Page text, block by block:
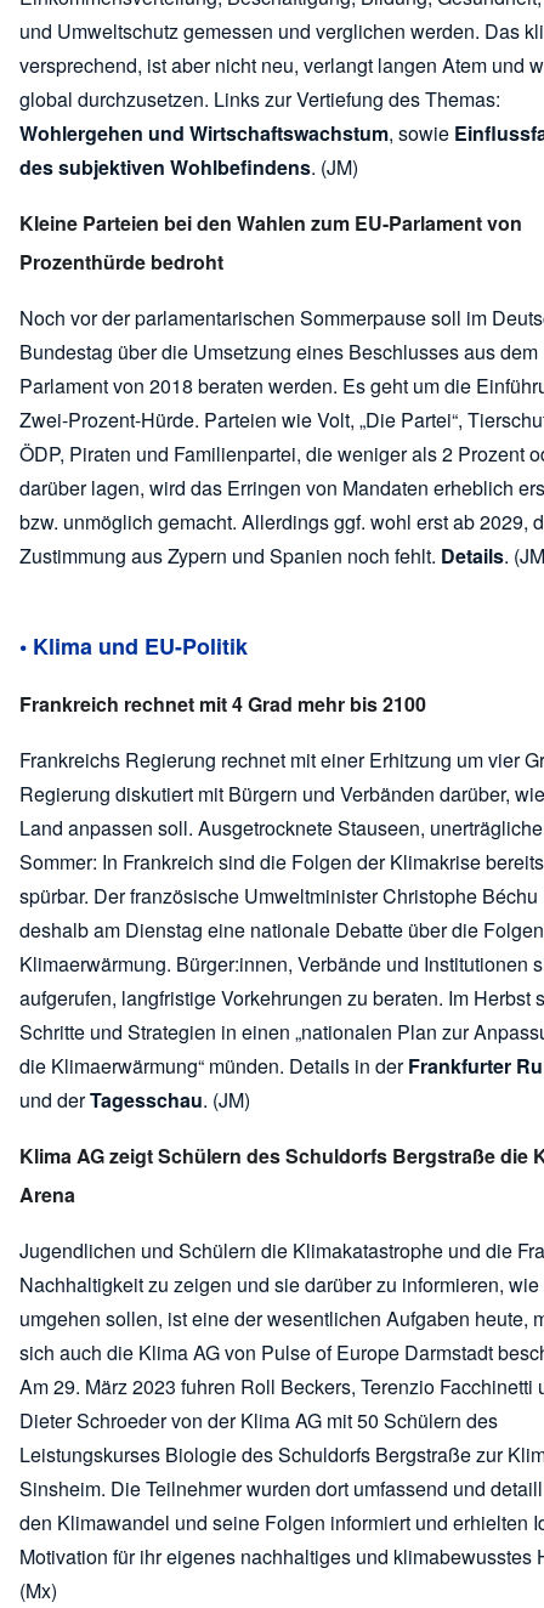
und Umweltschutz gemessen und verglichen werden. Das
versprechend, ist aber nicht neu, verlangt langen Atem und
global durchzusetzen. Links zur Vertiefung des Themas:
Wohlergehen und Wirtschaftswachstum, sowie
des subjektiven Wohlbefindens. (JM)
Kleine Parteien bei den Wahlen zum EU-Parlament von
Prozenthürde bedroht
Noch vor der parlamentarischen Sommerpause soll im
Bundestag über die Umsetzung eines Beschlusses aus dem
Parlament von 2018 beraten werden. Es geht um die
Zwei-Prozent-Hürde. Parteien wie Volt, „Die Partei“,
ÖDP, Piraten und Familienpartei, die weniger als 2 Prozent
darüber lagen, wird das Erringen von Mandaten erheblich
bzw. unmöglich gemacht. Allerdings ggf. wohl erst ab 2029,
Zustimmung aus Zypern und Spanien noch fehlt. Details.
• Klima und EU-Politik
Frankreich rechnet mit 4 Grad mehr bis 2100
Frankreichs Regierung rechnet mit einer Erhitzung um vier
Regierung diskutiert mit Bürgern und Verbänden darüber,
Land anpassen soll. Ausgetrocknete Stauseen,
Sommer: In Frankreich sind die Folgen der Klimakrise
spürbar. Der französische Umweltminister Christophe
deshalb am Dienstag eine nationale Debatte über die
Klimaerwärmung. Bürger:innen, Verbände und Institutionen
aufgerufen, langfristige Vorkehrungen zu beraten. Im Herbst
Schritte und Strategien in einen „nationalen Plan zur
die Klimaerwärmung“ münden. Details in derFrankfurter
und derTagesschau. (JM)
Klima AG zeigt Schülern des Schuldorfs Bergstraße die
Arena
Jugendlichen und Schülern die Klimakatastrophe und die
Nachhaltigkeit zu zeigen und sie darüber zu informieren,
umgehen sollen, ist eine der wesentlichen Aufgaben heute,
sich auch die Klima AG von Pulse of Europe Darmstadt
Am 29. März 2023 fuhren Roll Beckers, Terenzio Facchinetti
Dieter Schroeder von der Klima AG mit 50 Schülern des
Leistungskurses Biologie des Schuldorfs Bergstraße zur
Sinsheim. Die Teilnehmer wurden dort umfassend und
den Klimawandel und seine Folgen informiert und erhielten
Motivation für ihr eigenes nachhaltiges und klimabewusstes
(Mx)